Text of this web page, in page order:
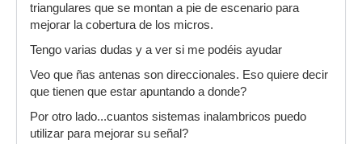
triangulares que se montan a pie de escenario para
mejorar la cobertura de los micros.
Tengo varias dudas y a ver si me podéis ayudar
Veo que ñas antenas son direccionales. Eso quiere decir
que tienen que estar apuntando a donde?
Por otro lado...cuantos sistemas inalambricos puedo
utilizar para mejorar su señal?